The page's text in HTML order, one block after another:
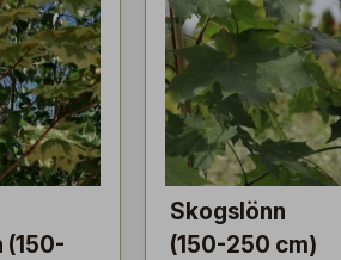
(150-
Skogslönn
(150-250 cm)